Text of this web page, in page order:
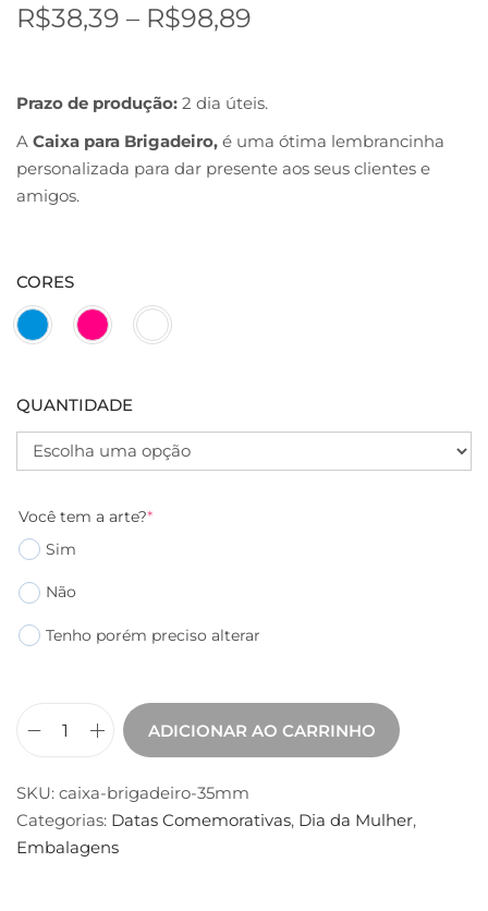
R$38,39 – R$98,89
Prazo de produção: 2 dia úteis.
A Caixa para Brigadeiro, é uma ótima lembrancinha
personalizada para dar presente aos seus clientes e
amigos.
CORES
QUANTIDADE
Você tem a arte?*
Sim
Não
Tenho porém preciso alterar
ADICIONAR AO CARRINHO
SKU: caixa-brigadeiro-35mm
Categorias: Datas Comemorativas, Dia da Mulher,
Embalagens